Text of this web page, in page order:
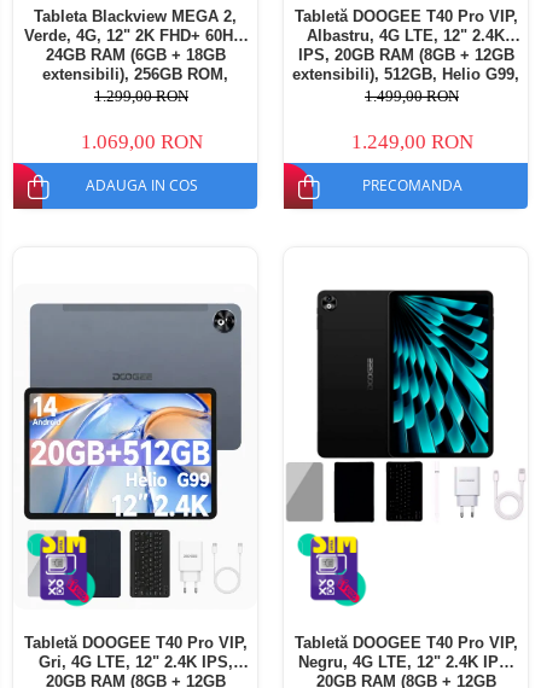
Tableta Blackview MEGA 2,
Verde, 4G, 12" 2K FHD+ 60Hz,
24GB RAM (6GB + 18GB
extensibili), 256GB ROM,
Android 15, Unisoc T615,
Stylus, Face Unlock, Dual SIM
1.299,00 RON
1.069,00 RON
ADAUGA IN COS
Tabletă DOOGEE T40 Pro VIP,
Albastru, 4G LTE, 12" 2.4K
IPS, 20GB RAM (8GB + 12GB
extensibili), 512GB, Helio G99,
10800mAh, 33W, Android 14,
1.499,00 RON
1.249,00 RON
PRECOMANDA
Tabletă DOOGEE T40 Pro VIP,
Gri, 4G LTE, 12" 2.4K IPS,
20GB RAM (8GB + 12GB
Tabletă DOOGEE T40 Pro VIP,
Negru, 4G LTE, 12" 2.4K IPS,
20GB RAM (8GB + 12GB